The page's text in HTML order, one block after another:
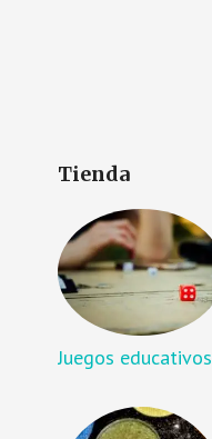
Tienda
Juegos educativos